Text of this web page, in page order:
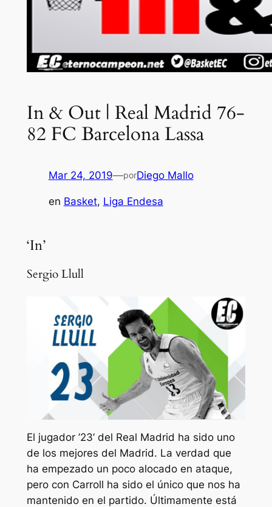
In & Out | Real Madrid 76-
82 FC Barcelona Lassa
Mar 24, 2019—porDiego Mallo
en Basket, Liga Endesa
‘In’
Sergio Llull
El jugador ’23’ del Real Madrid ha sido uno
de los mejores del Madrid. La verdad que
ha empezado un poco alocado en ataque,
pero con Carroll ha sido el único que nos ha
mantenido en el partido. Últimamente está